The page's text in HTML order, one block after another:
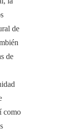
de
de
como